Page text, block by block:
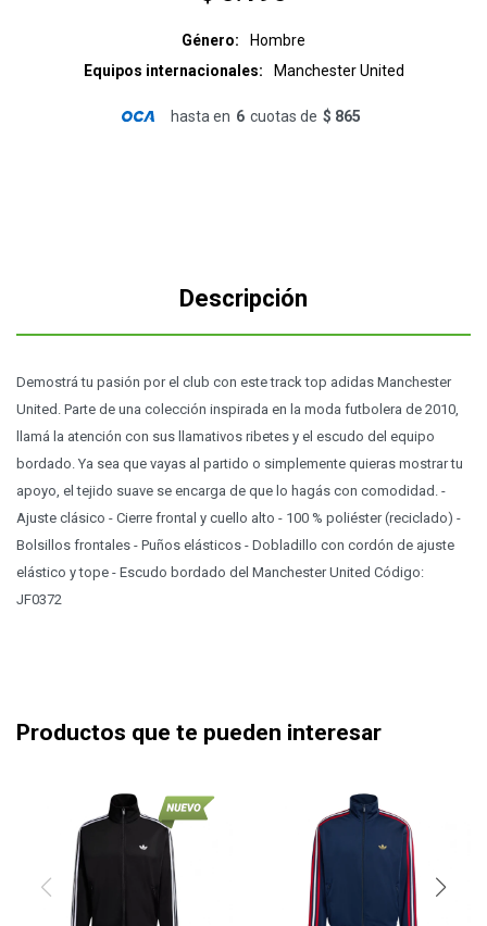
Género
Hombre
Equipos internacionales
Manchester United
hasta en 6 cuotas de $ 865
Descripción
Demostrá tu pasión por el club con este track top adidas Manchester
United. Parte de una colección inspirada en la moda futbolera de 2010,
llamá la atención con sus llamativos ribetes y el escudo del equipo
bordado. Ya sea que vayas al partido o simplemente quieras mostrar tu
apoyo, el tejido suave se encarga de que lo hagás con comodidad. -
Ajuste clásico - Cierre frontal y cuello alto - 100 % poliéster (reciclado) -
Bolsillos frontales - Puños elásticos - Dobladillo con cordón de ajuste
elástico y tope - Escudo bordado del Manchester United Código:
JF0372
Productos que te pueden interesar